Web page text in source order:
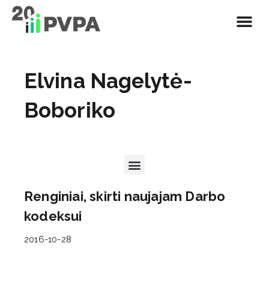
Elvina Nagelytė-
Boboriko
Renginiai, skirti naujajam Darbo
kodeksui
2016-10-28